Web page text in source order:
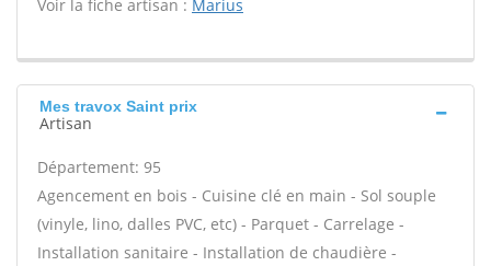
Voir la fiche artisan : Marius
Mes travox Saint prix
Artisan
Département: 95
Agencement en bois - Cuisine clé en main - Sol souple
(vinyle, lino, dalles PVC, etc) - Parquet - Carrelage -
Installation sanitaire - Installation de chaudière -